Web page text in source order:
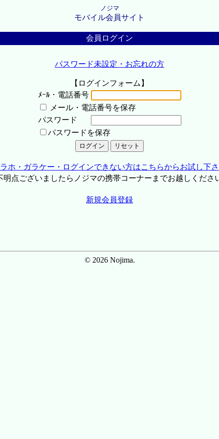
ノジマ
モバイル会員サイト
会員ログイン
パスワード未設定・お忘れの方
【ログインフォーム】
ﾒｰﾙ・電話番号
メール・電話番号を保存
パスワード
パスワードを保存
ホ・ガラケー・ログインできない方はこちらからお試し下
点ございましたらノジマの携帯コーナーまでお越しくださ
新規会員登録
© 2026 Nojima.